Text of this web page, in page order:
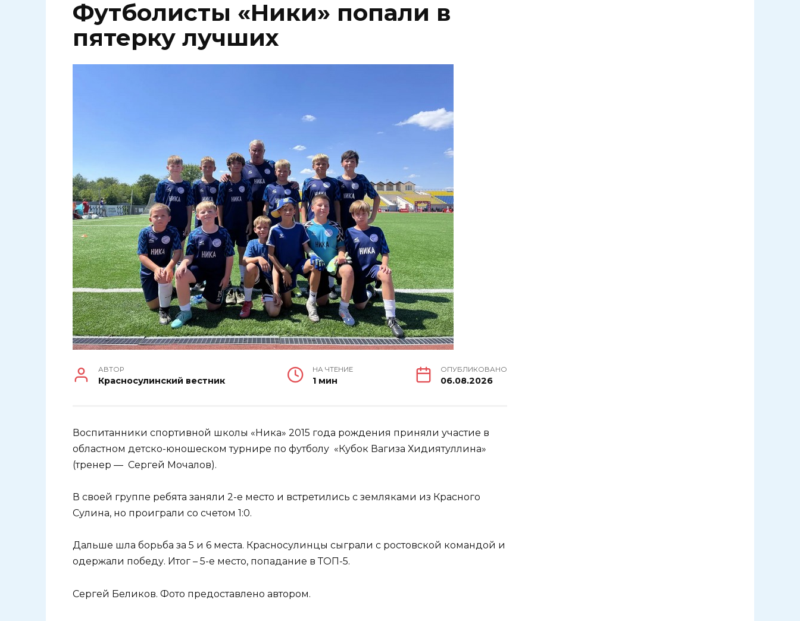
Футболисты «Ники» попали в
пятерку лучших
АВТОР
Красносулинский вестник
НА ЧТЕНИЕ
1 мин
ОПУБЛИКОВАНО
06.08.2026
Воспитанники спортивной школы «Ника» 2015 года рождения приняли участие в
областном детско-юношеском турнире по футболу «Кубок Вагиза Хидиятуллина»
(тренер — Сергей Мочалов).
В своей группе ребята заняли 2-е место и встретились с земляками из Красного
Сулина, но проиграли со счетом 1:0.
Дальше шла борьба за 5 и 6 места. Красносулинцы сыграли с ростовской командой и
одержали победу. Итог – 5-е место, попадание в ТОП-5.
Сергей Беликов. Фото предоставлено автором.